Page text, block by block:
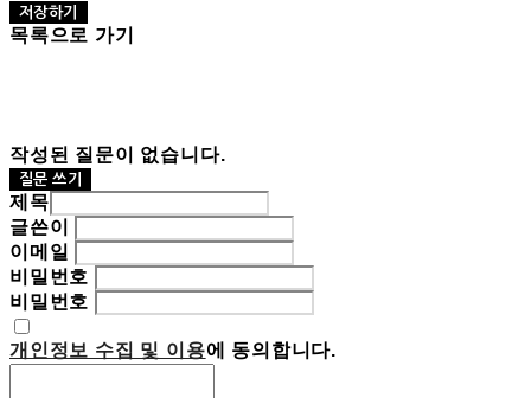
저장하기
목록으로 가기
작성된 질문이 없습니다.
질문 쓰기
제목
글쓴이
이메일
비밀번호
비밀번호
개인정보 수집 및 이용에 동의합니다.